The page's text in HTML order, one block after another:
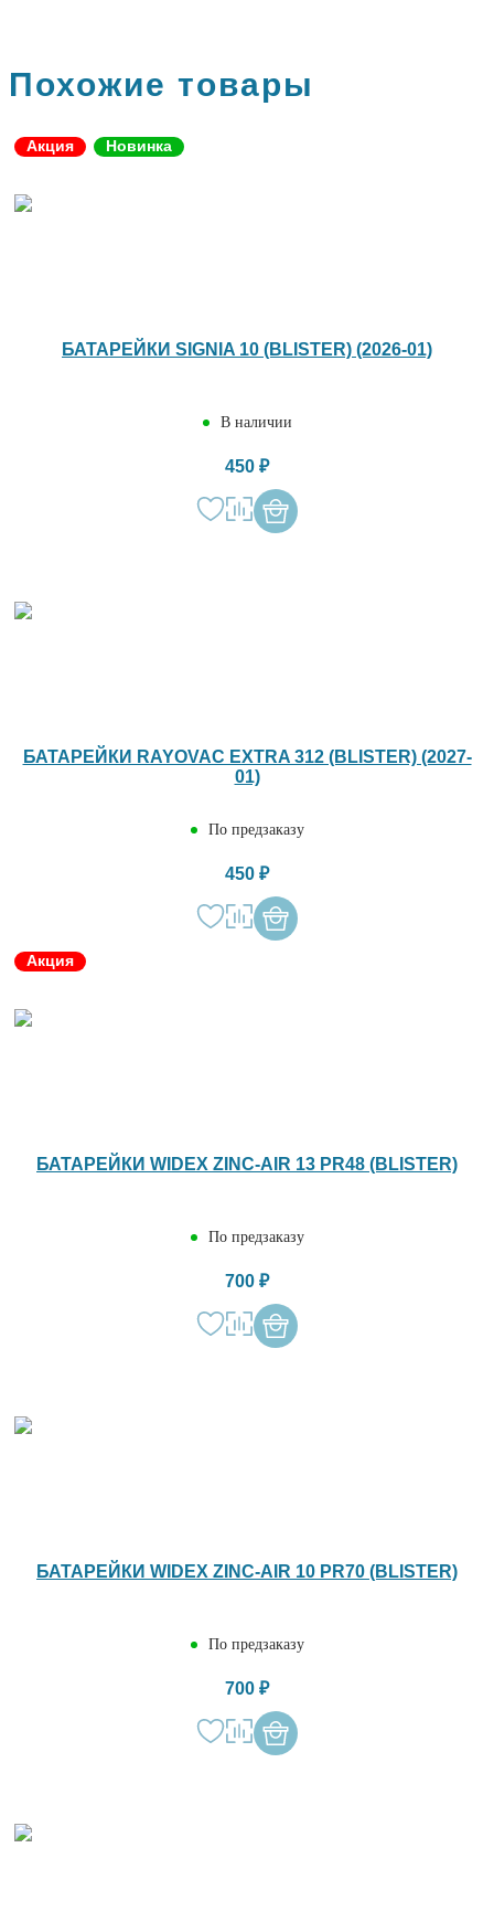
Похожие товары
Акция Новинка
БАТАРЕЙКИ SIGNIA 10 (BLISTER) (2026-01)
В наличии
450 ₽
БАТАРЕЙКИ RAYOVAC EXTRA 312 (BLISTER) (2027-
01)
По предзаказу
450 ₽
Акция
БАТАРЕЙКИ WIDEX ZINC-AIR 13 PR48 (BLISTER)
По предзаказу
700 ₽
БАТАРЕЙКИ WIDEX ZINC-AIR 10 PR70 (BLISTER)
По предзаказу
700 ₽